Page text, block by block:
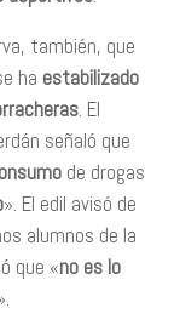
también, que
ha estabilizado
. El
señaló que
de drogas
». El edil avisó de
alumnos de la
que «no es lo